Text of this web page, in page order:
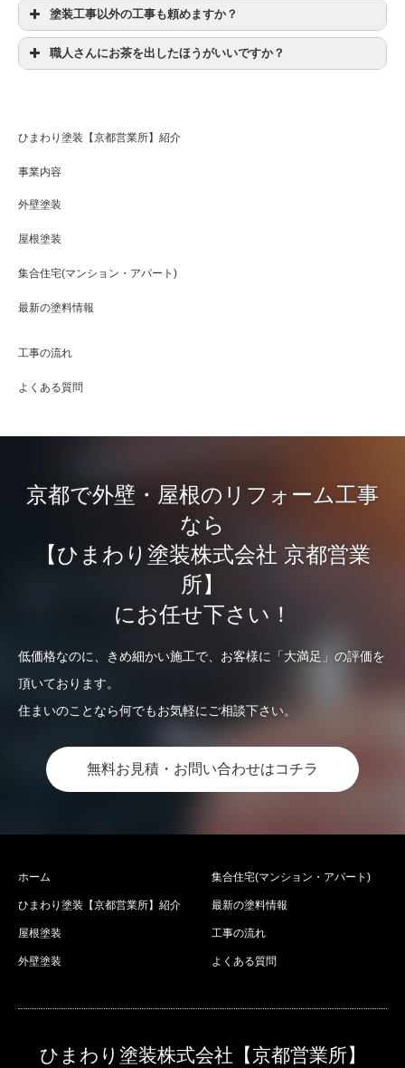
塗装工事以外の工事も頼めますか？
職人さんにお茶を出したほうがいいですか？
ひまわり塗装【京都営業所】紹介
事業内容
外壁塗装
屋根塗装
集合住宅(マンション・アパート)
最新の塗料情報
工事の流れ
よくある質問
京都で外壁・屋根のリフォーム工事
なら
【ひまわり塗装株式会社 京都営業
所】
にお任せ下さい！
低価格なのに、きめ細かい施工で、お客様に「大満足」の評価を
頂いております。
住まいのことなら何でもお気軽にご相談下さい。
無料お見積・お問い合わせはコチラ
ホーム
ひまわり塗装【京都営業所】紹介
屋根塗装
外壁塗装
集合住宅(マンション・アパート)
最新の塗料情報
工事の流れ
よくある質問
ひまわり塗装株式会社【京都営業所】